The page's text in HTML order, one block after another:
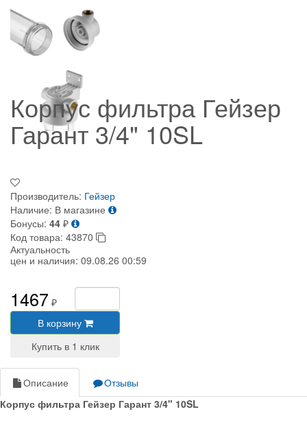
Корпус фильтра Гейзер
Гарант 3/4" 10SL
Производитель: Гейзер
Наличие: В магазине
Бонусы: 44 ₽
Код товара: 43870
Актуальность
цен и наличия: 09.08.26 00:59
1467 ₽
В корзину
Описание
Отзывы
Корпус фильтра Гейзер Гарант 3/4" 10SL